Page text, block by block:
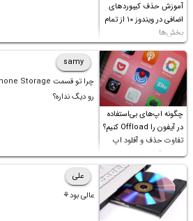
آموزش حذف کیبوردهای
اضافی در ویندوز ۱۰ از تمام
بخش‌ها
چگونه اپ‌های بی‌استفاده
در آیفون را Offload کنیم؟
تفاوت حذف و آفلود اپ
چیست؟
samy
رو دیگ نداره؟
علی
عالی بود⚘